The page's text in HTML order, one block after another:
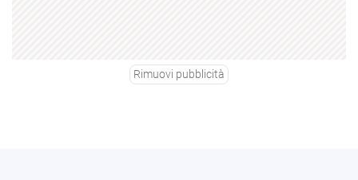
Rimuovi pubblicità